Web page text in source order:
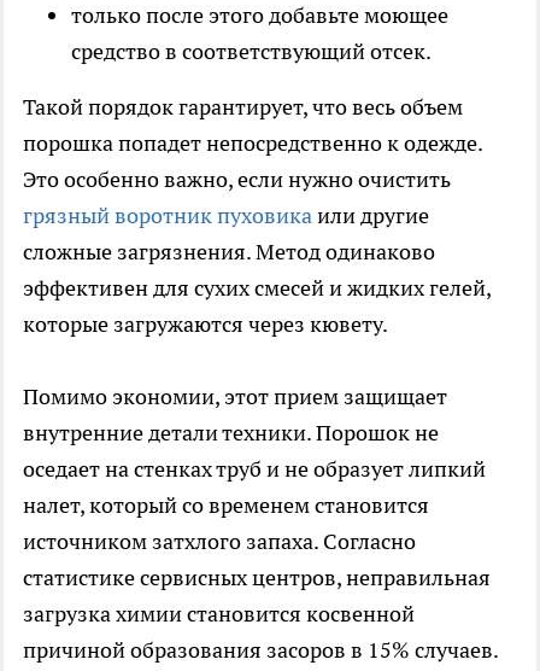
только после этого добавьте моющее
средство в соответствующий отсек.
Такой порядок гарантирует, что весь объем
порошка попадет непосредственно к одежде.
Это особенно важно, если нужно очистить
грязный воротник пуховикаили другие
сложные загрязнения. Метод одинаково
эффективен для сухих смесей и жидких гелей,
которые загружаются через кювету.
Помимо экономии, этот прием защищает
внутренние детали техники. Порошок не
оседает на стенках труб и не образует липкий
налет, который со временем становится
источником затхлого запаха. Согласно
статистике сервисных центров, неправильная
загрузка химии становится косвенной
причиной образования засоров в 15% случаев.